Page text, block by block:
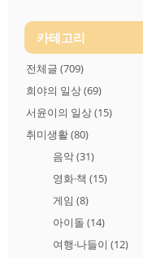
카테고리
전체글 (709)
희야의 일상(69)
서윤이의 일상(15)
취미생활(80)
음악(31)
영화·책 (15)
게임 (8)
아이돌 (14)
여행·나들이 (12)